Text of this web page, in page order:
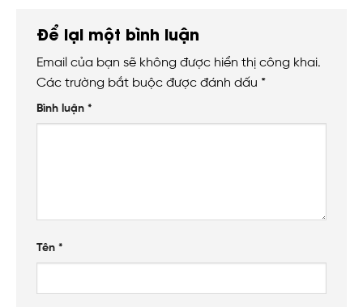
Để lại một bình luận
Email của bạn sẽ không được hiển thị công khai.
Các trường bắt buộc được đánh dấu *
Bình luận *
Tên *